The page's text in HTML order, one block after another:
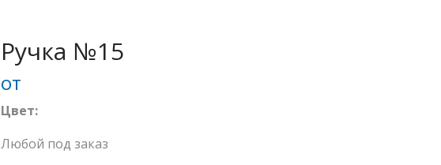
Ручка №15
от
Цвет:
Любой под заказ